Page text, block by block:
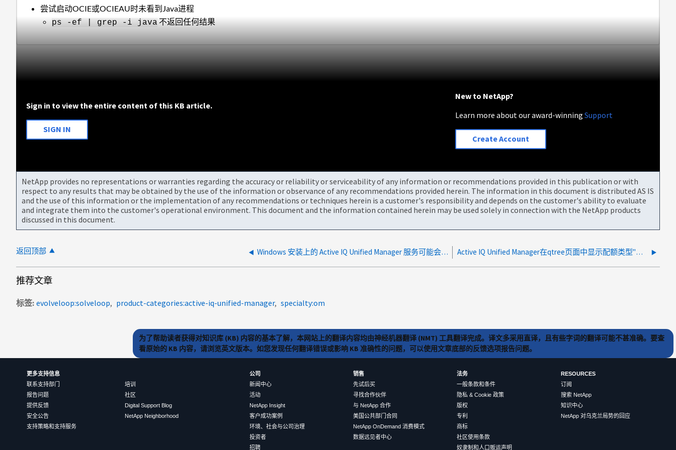
尝试启动OCIE或OCIEAU时未看到Java进程
ps -ef | grep -i java不返回任何结果
Sign in to view the entire content of this KB article.
SIGN IN
New to NetApp?
Learn more about our award-winningSupport
Create Account
NetApp provides no representations or warranties regarding the accuracy or reliability or serviceability of any information or recommendations provided in this publication or with
respect to any results that may be obtained by the use of the information or observance of any recommendations provided herein. The information in this document is distributed AS IS
and the use of this information or the implementation of any recommendations or techniques herein is a customer's responsibility and depends on the customer's ability to evaluate
and integrate them into the customer's operational environment. This document and the information contained herein may be used solely in connection with the NetApp products
discussed in this document.
返回顶部 Windows 安装上的 Active IQ Unified Manager 服务可能会失败 升级后启动 Active IQ Unified Manager在qtree页面中显示配额类型"无"和"不适用"
推荐文章
标签 evolveloop:solveloop product-categories:active-iq-unified-manager specialty:om
为了帮助读者获得对知识库 (KB) 内容的基本了解，本网站上的翻译内容均由神经机器翻译 (NMT) 工具翻译完成。译文多采用直译，且有些字词的翻译可能不甚准确。要查
看原始的 KB 内容，请浏览英文版本。如您发现任何翻译错误或影响 KB 准确性的问题，可以使用文章底部的反馈选项报告问题。
更多支持信息
联系支持部门
报告问题
提供反馈
安全公告
支持策略和支持服务
培训
社区
Digital Support Blog
NetApp Neighborhood
公司
新闻中心
活动
NetApp Insight
客户成功案例
环境、社会与公司治理
投资者
招聘
销售
先试后买
寻找合作伙伴
与 NetApp 合作
美国公共部门合同
NetApp OnDemand 消费模式
数据远见者中心
法务
一般条款和条件
隐私 & Cookie 政策
版权
专利
商标
社区使用条款
奴隶制和人口贩运声明
RESOURCES
订阅
搜索 NetApp
知识中心
NetApp 对乌克兰局势的回应